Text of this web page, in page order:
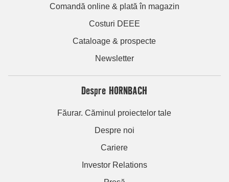
Comandă online & plată în magazin
Costuri DEEE
Cataloage & prospecte
Newsletter
Despre HORNBACH
Făurar. Căminul proiectelor tale
Despre noi
Cariere
Investor Relations